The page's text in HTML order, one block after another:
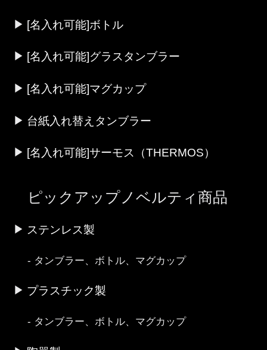
[名入れ可能]ボトル
[名入れ可能]グラスタンブラー
[名入れ可能]マグカップ
台紙入れ替えタンブラー
[名入れ可能]サーモス（THERMOS）
ピックアップノベルティ商品
ステンレス製
タンブラー、ボトル、マグカップ
プラスチック製
タンブラー、ボトル、マグカップ